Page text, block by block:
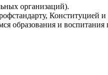
организаций).
Конституцией
образования и